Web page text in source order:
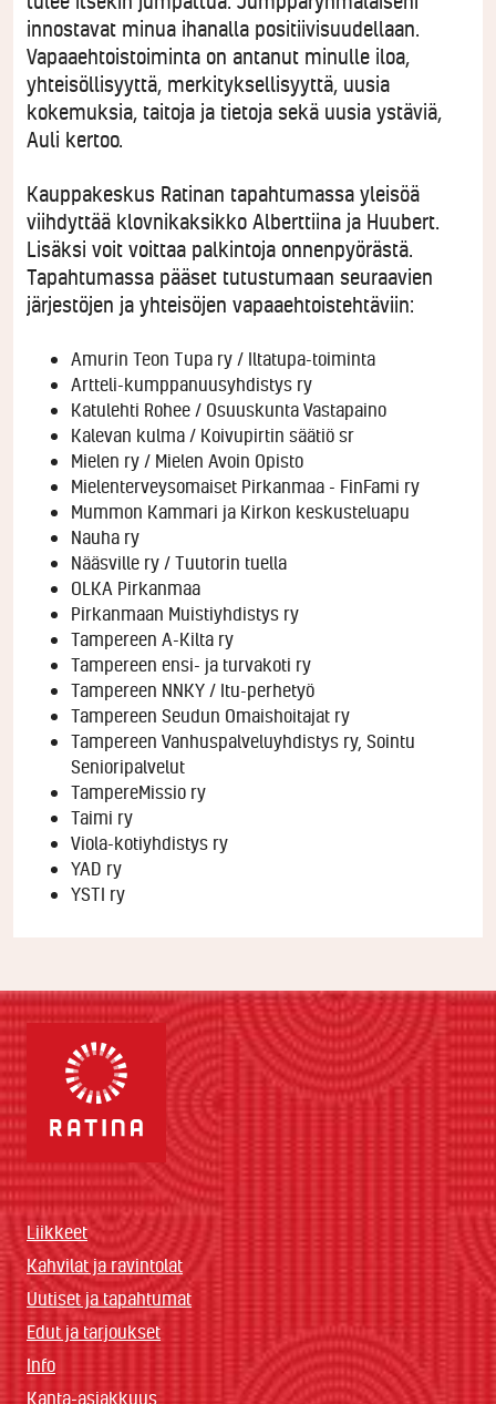
innostavat minua ihanalla positiivisuudellaan.
Vapaaehtoistoiminta on antanut minulle iloa,
yhteisöllisyyttä, merkityksellisyyttä, uusia
kokemuksia, taitoja ja tietoja sekä uusia ystäviä,
Auli kertoo.
Kauppakeskus Ratinan tapahtumassa yleisöä
viihdyttää klovnikaksikko Alberttiina ja Huubert.
Lisäksi voit voittaa palkintoja onnenpyörästä.
Tapahtumassa pääset tutustumaan seuraavien
järjestöjen ja yhteisöjen vapaaehtoistehtäviin:
Amurin Teon Tupa ry / Iltatupa-toiminta
Artteli-kumppanuusyhdistys ry
Katulehti Rohee / Osuuskunta Vastapaino
Kalevan kulma / Koivupirtin säätiö sr
Mielen ry / Mielen Avoin Opisto
Mielenterveysomaiset Pirkanmaa - FinFami ry
Mummon Kammari ja Kirkon keskusteluapu
Nauha ry
Nääsville ry / Tuutorin tuella
OLKA Pirkanmaa
Pirkanmaan Muistiyhdistys ry
Tampereen A-Kilta ry
Tampereen ensi- ja turvakoti ry
Tampereen NNKY / Itu-perhetyö
Tampereen Seudun Omaishoitajat ry
Tampereen Vanhuspalveluyhdistys ry, Sointu
Senioripalvelut
TampereMissio ry
Taimi ry
Viola-kotiyhdistys ry
YAD ry
YSTI ry
Liikkeet
Kahvilat ja ravintolat
Uutiset ja tapahtumat
Edut ja tarjoukset
Info
Kanta-asiakkuus